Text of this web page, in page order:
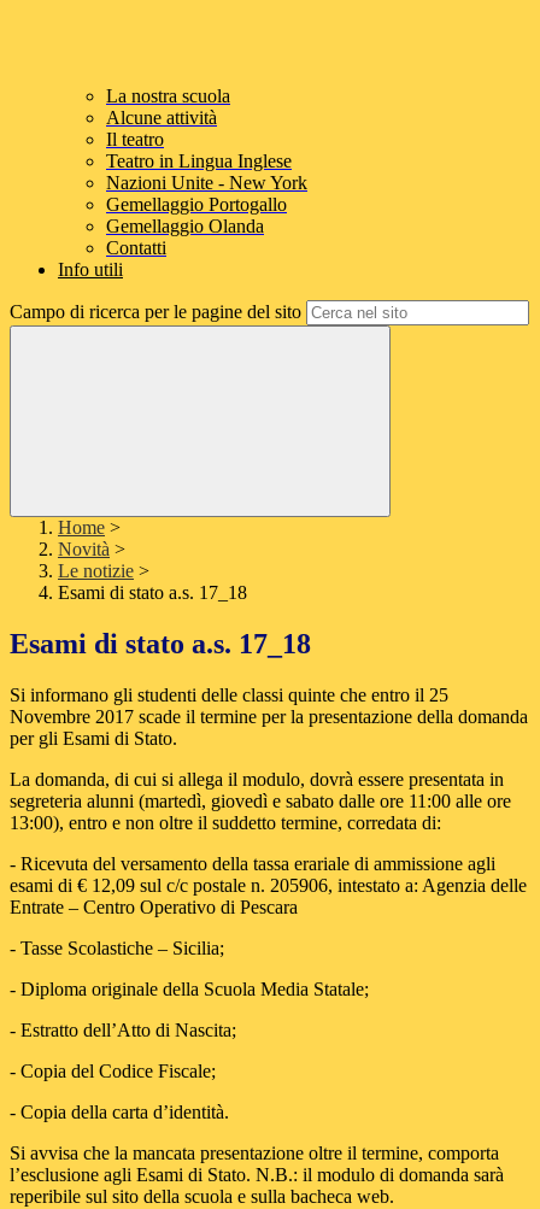
La nostra scuola
Alcune attività
Il teatro
Teatro in Lingua Inglese
Nazioni Unite - New York
Gemellaggio Portogallo
Gemellaggio Olanda
Contatti
Info utili
Campo di ricerca per le pagine del sito
Home >
Novità >
Le notizie >
Esami di stato a.s. 17_18
Esami di stato a.s. 17_18
Si informano gli studenti delle classi quinte che entro il 25
Novembre 2017 scade il termine per la presentazione della domanda
per gli Esami di Stato.
La domanda, di cui si allega il modulo, dovrà essere presentata in
segreteria alunni (martedì, giovedì e sabato dalle ore 11:00 alle ore
13:00), entro e non oltre il suddetto termine, corredata di:
- Ricevuta del versamento della tassa erariale di ammissione agli
esami di € 12,09 sul c/c postale n. 205906, intestato a: Agenzia delle
Entrate – Centro Operativo di Pescara
- Tasse Scolastiche – Sicilia;
- Diploma originale della Scuola Media Statale;
- Estratto dell’Atto di Nascita;
- Copia del Codice Fiscale;
- Copia della carta d’identità.
Si avvisa che la mancata presentazione oltre il termine, comporta
l’esclusione agli Esami di Stato. N.B.: il modulo di domanda sarà
reperibile sul sito della scuola e sulla bacheca web.